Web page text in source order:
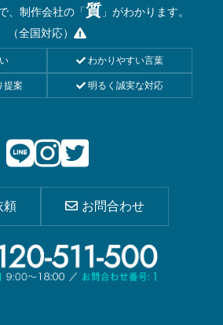
、制作会社の「質 」がわかります。
（全国対応）
わかりやすい言葉
提案 明るく誠実な対応
頼 お問合わせ